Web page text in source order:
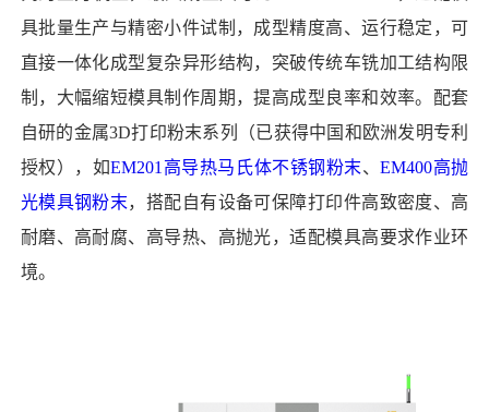
具批量生产与精密小件试制，成型精度高、运行稳定，可
直接一体化成型复杂异形结构，突破传统车铣加工结构限
制，大幅缩短模具制作周期，提高成型良率和效率。配套
自研的金属3D打印粉末系列（已获得中国和欧洲发明专利
授权），如EM201高导热马氏体不锈钢粉末、EM400高抛
光模具钢粉末，搭配自有设备可保障打印件高致密度、高
耐磨、高耐腐、高导热、高抛光，适配模具高要求作业环
境。